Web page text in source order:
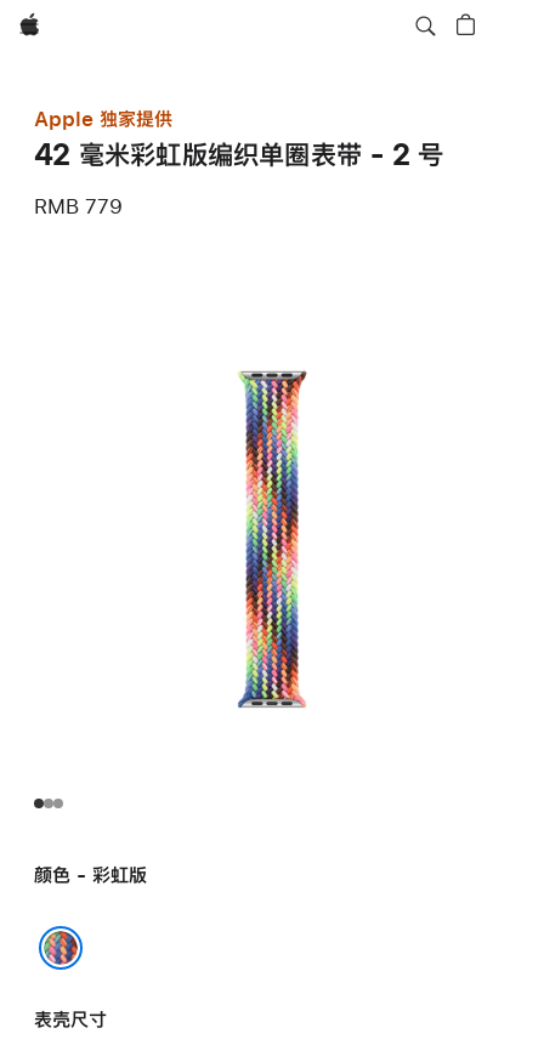
Apple
Apple 独家提供
42 毫米彩虹版编织单圈表带 - 2 号
RMB 779
颜色 - 彩虹版
表壳尺寸